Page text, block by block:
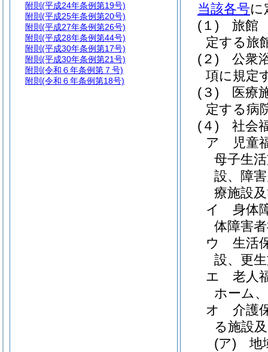
当該各号に
(１)
旅館
定する旅
(２)
公衆
項に規定
(３)
医療
定する病
(４)
社会
ア
児童
母子生
設、障
療施設
イ
身体
体障害
ウ
生活
設、更
エ
老人
ホーム
オ
介護
る施設
(ア)
地
附則 (平成24年条例第19号)
附則 (平成25年条例第20号)
附則 (平成27年条例第26号)
附則 (平成28年条例第44号)
附則 (平成30年条例第17号)
附則 (平成30年条例第21号)
附則 (令和６年条例第７号)
附則 (令和６年条例第18号)